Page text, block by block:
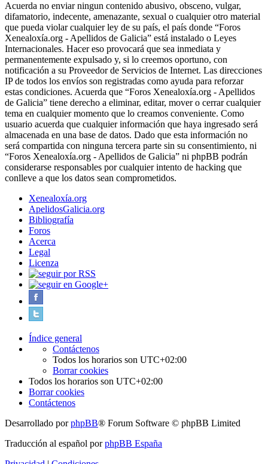
Acuerda no enviar ningun contenido abusivo, obsceno, vulgar,
difamatorio, indecente, amenazante, sexual o cualquier otro material
que pueda violar cualquier ley de su país, el país donde “Foros
Xenealoxía.org - Apellidos de Galicia” está instalado o Leyes
Internacionales. Hacer eso provocará que sea inmediata y
permanentemente expulsado y, si lo creemos oportuno, con
notificación a su Proveedor de Servicios de Internet. Las direcciones
IP de todos los envíos son registradas como ayuda para reforzar
estas condiciones. Acuerda que “Foros Xenealoxía.org - Apellidos
de Galicia” tiene derecho a eliminar, editar, mover o cerrar cualquier
tema en cualquier momento que lo creamos conveniente. Como
usuario acuerda que cualquier información que haya ingresado será
almacenada en una base de datos. Dado que esta información no
será compartida con ninguna tercera parte sin su consentimiento, ni
“Foros Xenealoxía.org - Apellidos de Galicia” ni phpBB podrán
considerarse responsables por cualquier intento de hacking que
conlleve a que los datos sean comprometidos.
Xenealoxía.org
ApelidosGalicia.org
Bibliografía
Foros
Acerca
Legal
Licenza
Índice general
Contáctenos
Todos los horarios son UTC+02:00
Borrar cookies
Todos los horarios son UTC+02:00
Borrar cookies
Contáctenos
Desarrollado porphpBB® Forum Software © phpBB Limited
Traducción al español porphpBB España